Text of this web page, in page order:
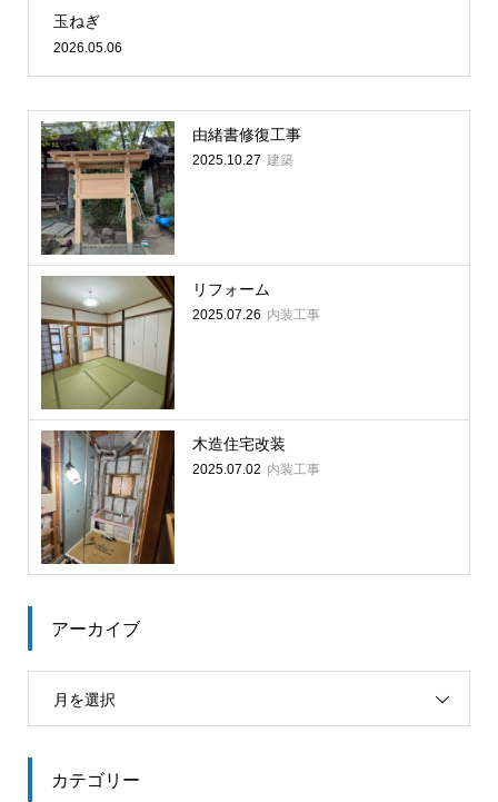
玉ねぎ
2026.05.06
由緒書修復工事
2025.10.27 建築
リフォーム
2025.07.26 内装工事
木造住宅改装
2025.07.02 内装工事
アーカイブ
月を選択
カテゴリー